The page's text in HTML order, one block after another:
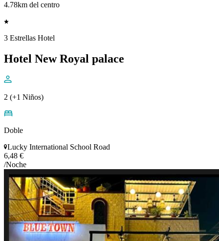
4.78km del centro
3 Estrellas Hotel
Hotel New Royal palace
2 (+1 Niños)
Doble
Lucky International School Road
6,48 €
/Noche